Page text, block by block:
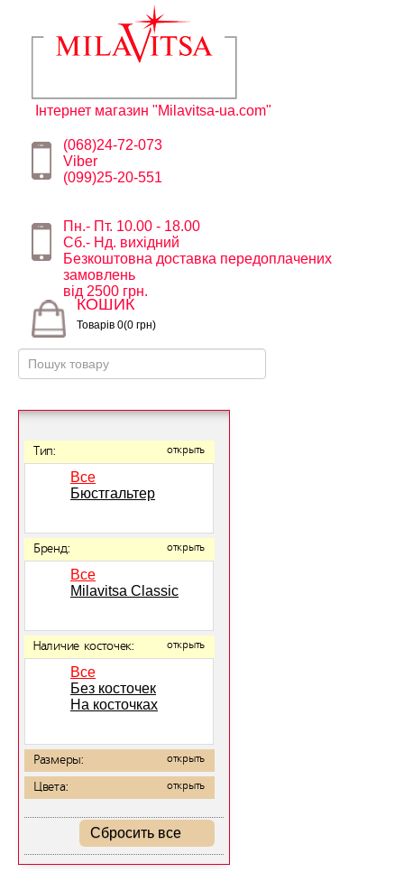
Інтернет магазин "Milavitsa-ua.com"
(068)24-72-073
Viber
(099)25-20-551
Пн.- Пт. 10.00 - 18.00
Сб.- Нд. вихідний
Безкоштовна доставка передоплачених
замовлень
від 2500 грн.
КОШИК
Товарів 0(0 грн)
Тип: открыть
Все
Бюстгальтер
Бренд: открыть
Все
Milavitsa Classic
Наличие косточек: открыть
Все
Без косточек
На косточках
Размеры: открыть
Цвета: открыть
Сбросить все